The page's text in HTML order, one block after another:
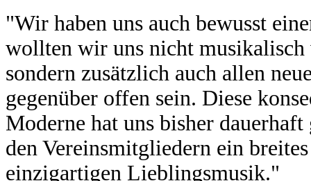
"Wir haben uns auch bewusst
wollten wir uns nicht musikalisch
sondern zusätzlich auch allen
gegenüber offen sein. Diese
Moderne hat uns bisher
den Vereinsmitgliedern ein
einzigartigen Lieblingsmusik."